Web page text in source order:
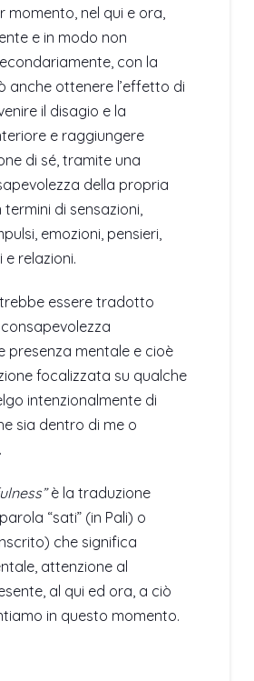
momento, nel qui e ora,
e in modo non
con la
anche ottenere l’effetto di
il disagio e la
e raggiungere
di sé, tramite una
della propria
termini di sensazioni,
emozioni, pensieri,
e relazioni.
essere tradotto
presenza mentale e cioè
focalizzata su qualche
intenzionalmente di
sia dentro di me o
è la traduzione
“sati” (in Pali) o
che significa
attenzione al
al qui ed ora, a ciò
in questo momento.